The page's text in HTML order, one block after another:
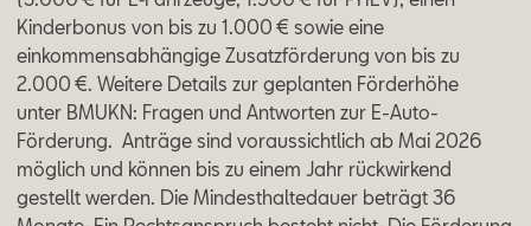
Kinderbonus von bis zu 1.000 € sowie eine
einkommensabhängige Zusatzförderung von bis zu
2.000 €. Weitere Details zur geplanten Förderhöhe
unter BMUKN: Fragen und Antworten zur E-Auto-
Förderung. Anträge sind voraussichtlich ab Mai 2026
möglich und können bis zu einem Jahr rückwirkend
gestellt werden. Die Mindesthaltedauer beträgt 36